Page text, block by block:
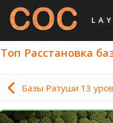
Топ Расстановка
Базы Ратуши 13